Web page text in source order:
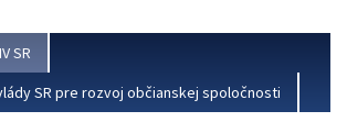
SR
SR pre rozvoj občianskej spoločnosti